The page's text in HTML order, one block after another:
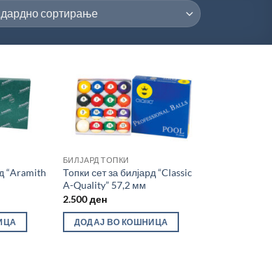
“Aramith
БИЛЈАРД ТОПКИ
Топки сет за билјард “Classic
A-Quality” 57,2 мм
2.500ден
ДОДАЈ ВО КОШНИЦА